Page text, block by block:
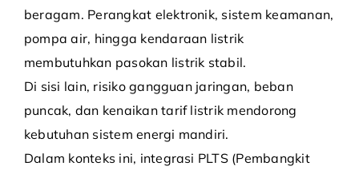
beragam. Perangkat elektronik, sistem keamanan,
pompa air, hingga kendaraan listrik
membutuhkan pasokan listrik stabil.
Di sisi lain, risiko gangguan jaringan, beban
puncak, dan kenaikan tarif listrik mendorong
kebutuhan sistem energi mandiri.
Dalam konteks ini, integrasi PLTS (Pembangkit